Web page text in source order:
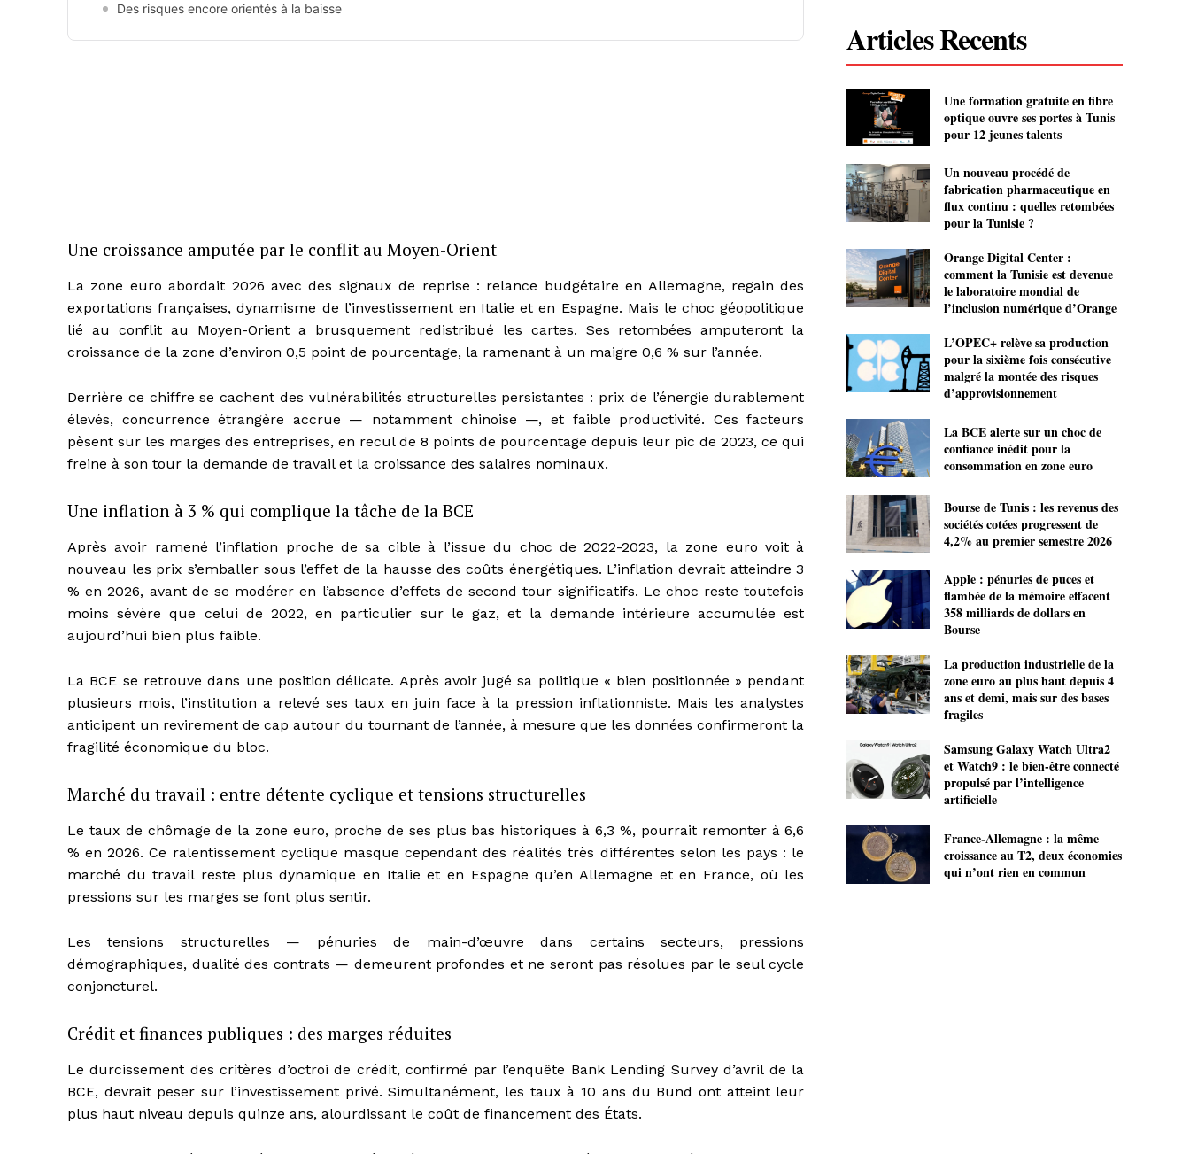
Des risques encore orientés à la baisse
Une croissance amputée par le conflit au Moyen-Orient
La zone euro abordait 2026 avec des signaux de reprise : relance budgétaire en Allemagne, regain des
exportations françaises, dynamisme de l’investissement en Italie et en Espagne. Mais le choc géopolitique
lié au conflit au Moyen-Orient a brusquement redistribué les cartes. Ses retombées amputeront la
croissance de la zone d’environ 0,5 point de pourcentage, la ramenant à un maigre 0,6 % sur l’année.
Derrière ce chiffre se cachent des vulnérabilités structurelles persistantes : prix de l’énergie durablement
élevés, concurrence étrangère accrue — notamment chinoise —, et faible productivité. Ces facteurs
pèsent sur les marges des entreprises, en recul de 8 points de pourcentage depuis leur pic de 2023, ce qui
freine à son tour la demande de travail et la croissance des salaires nominaux.
Une inflation à 3 % qui complique la tâche de la BCE
Après avoir ramené l’inflation proche de sa cible à l’issue du choc de 2022-2023, la zone euro voit à
nouveau les prix s’emballer sous l’effet de la hausse des coûts énergétiques. L’inflation devrait atteindre 3
% en 2026, avant de se modérer en l’absence d’effets de second tour significatifs. Le choc reste toutefois
moins sévère que celui de 2022, en particulier sur le gaz, et la demande intérieure accumulée est
aujourd’hui bien plus faible.
La BCE se retrouve dans une position délicate. Après avoir jugé sa politique « bien positionnée » pendant
plusieurs mois, l’institution a relevé ses taux en juin face à la pression inflationniste. Mais les analystes
anticipent un revirement de cap autour du tournant de l’année, à mesure que les données confirmeront la
fragilité économique du bloc.
Marché du travail : entre détente cyclique et tensions structurelles
Le taux de chômage de la zone euro, proche de ses plus bas historiques à 6,3 %, pourrait remonter à 6,6
% en 2026. Ce ralentissement cyclique masque cependant des réalités très différentes selon les pays : le
marché du travail reste plus dynamique en Italie et en Espagne qu’en Allemagne et en France, où les
pressions sur les marges se font plus sentir.
Les tensions structurelles — pénuries de main-d’œuvre dans certains secteurs, pressions
démographiques, dualité des contrats — demeurent profondes et ne seront pas résolues par le seul cycle
conjoncturel.
Crédit et finances publiques : des marges réduites
Le durcissement des critères d’octroi de crédit, confirmé par l’enquête Bank Lending Survey d’avril de la
BCE, devrait peser sur l’investissement privé. Simultanément, les taux à 10 ans du Bund ont atteint leur
plus haut niveau depuis quinze ans, alourdissant le coût de financement des États.
Articles Recents
Une formation gratuite en fibre
optique ouvre ses portes à Tunis
pour 12 jeunes talents
Un nouveau procédé de
fabrication pharmaceutique en
flux continu : quelles retombées
pour la Tunisie ?
Orange Digital Center :
comment la Tunisie est devenue
le laboratoire mondial de
l’inclusion numérique d’Orange
L’OPEC+ relève sa production
pour la sixième fois consécutive
malgré la montée des risques
d’approvisionnement
La BCE alerte sur un choc de
confiance inédit pour la
consommation en zone euro
Bourse de Tunis : les revenus des
sociétés cotées progressent de
4,2% au premier semestre 2026
Apple : pénuries de puces et
flambée de la mémoire effacent
358 milliards de dollars en
Bourse
La production industrielle de la
zone euro au plus haut depuis 4
ans et demi, mais sur des bases
fragiles
Samsung Galaxy Watch Ultra2
et Watch9 : le bien-être connecté
propulsé par l’intelligence
artificielle
France-Allemagne : la même
croissance au T2, deux économies
qui n’ont rien en commun